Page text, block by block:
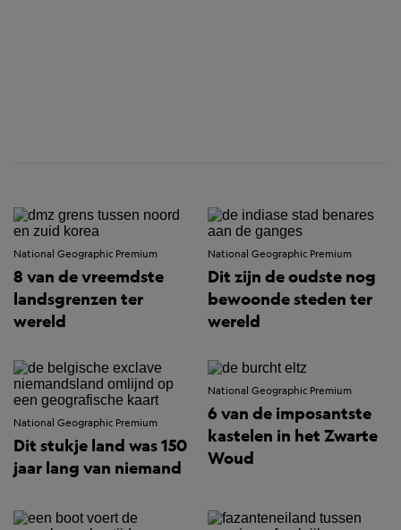
National Geographic Premium
8 van de vreemdste
landsgrenzen ter
wereld
National Geographic Premium
Dit zijn de oudste nog
bewoonde steden ter
wereld
National Geographic Premium
Dit stukje land was 150
jaar lang van niemand
National Geographic Premium
6 van de imposantste
kastelen in het Zwarte
Woud